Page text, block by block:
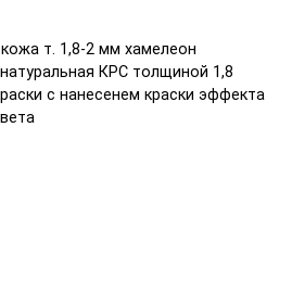
т. 1,8-2 мм хамелеон
КРС толщиной 1,8
с нанесенем краски эффекта